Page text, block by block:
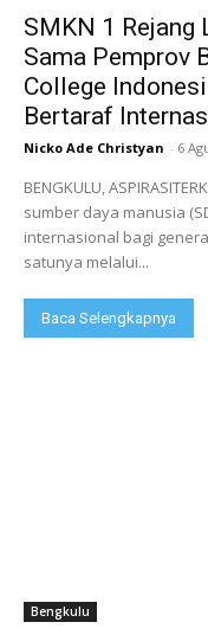
SMKN 1 Rejang
Sama Pemprov
College
Bertaraf
Nicko Ade Christyan - 6
BENGKULU,
sumber daya manusia
internasional bagi
satunya melalui...
Baca Selengkapnya
Bengkulu